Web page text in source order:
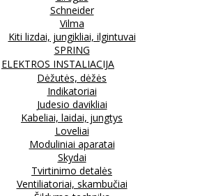
Schneider
Vilma
Kiti lizdai, jungikliai, ilgintuvai
SPRING
ELEKTROS INSTALIACIJA
Dėžutės, dėžės
Indikatoriai
Judesio davikliai
Kabeliai, laidai, jungtys
Loveliai
Moduliniai aparatai
Skydai
Tvirtinimo detalės
Ventiliatoriai, skambučiai